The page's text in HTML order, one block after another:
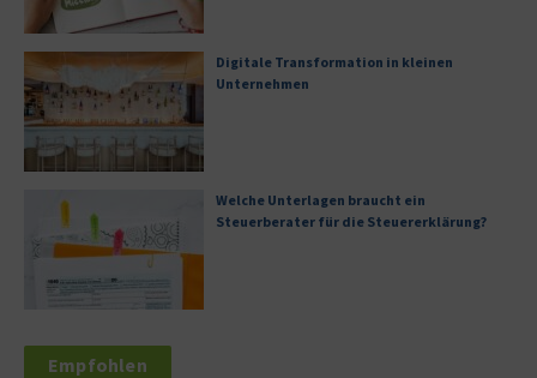
Digitale Transformation in kleinen
Unternehmen
Welche Unterlagen braucht ein
Steuerberater für die Steuererklärung?
Empfohlen